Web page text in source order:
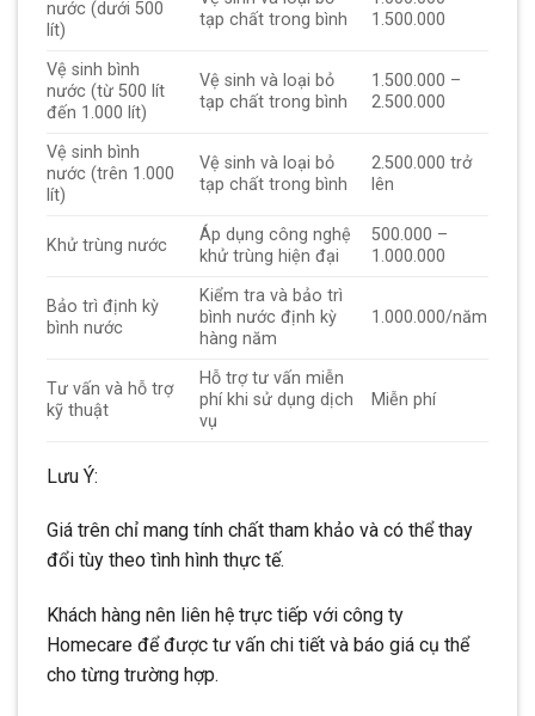
nước (dưới 500
lít)
tạp chất trong bình
1.500.000
Vệ sinh bình
nước (từ 500 lít
đến 1.000 lít)
Vệ sinh và loại bỏ
tạp chất trong bình
1.500.000 –
2.500.000
Vệ sinh bình
nước (trên 1.000
lít)
Vệ sinh và loại bỏ
tạp chất trong bình
2.500.000 trở
lên
Khử trùng nước
Áp dụng công nghệ
khử trùng hiện đại
500.000 –
1.000.000
Bảo trì định kỳ
bình nước
Kiểm tra và bảo trì
bình nước định kỳ
hàng năm
1.000.000/năm
Tư vấn và hỗ trợ
kỹ thuật
Hỗ trợ tư vấn miễn
phí khi sử dụng dịch
vụ
Miễn phí
Lưu Ý:
Giá trên chỉ mang tính chất tham khảo và có thể thay
đổi tùy theo tình hình thực tế.
Khách hàng nên liên hệ trực tiếp với công ty
Homecare để được tư vấn chi tiết và báo giá cụ thể
cho từng trường hợp.